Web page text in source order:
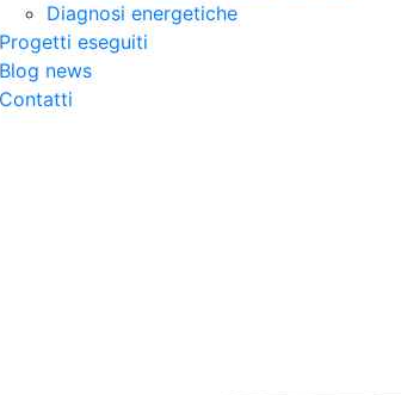
Diagnosi energetiche
Progetti eseguiti
Blog news
Contatti